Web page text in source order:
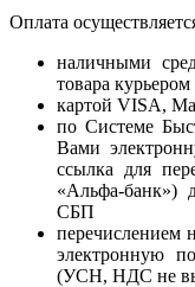
Оплата
наличными
товара
картой VISA,
по Системе
Вами
ссылка для
«Альфа-банк»)
СБП
перечислением
электронную
(УСН, НДС не